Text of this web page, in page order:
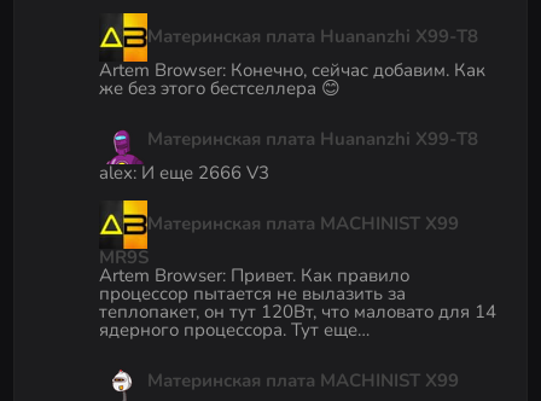
Материнская плата Huananzhi X99-T8
Artem Browser: Конечно, сейчас добавим. Как
же без этого бестселлера 😊
Материнская плата Huananzhi X99-T8
alex: И еще 2666 V3
Материнская плата MACHINIST X99
MR9S
Artem Browser: Привет. Как правило
процессор пытается не вылазить за
теплопакет, он тут 120Вт, что маловато для 14
ядерного процессора. Тут еще…
Материнская плата MACHINIST X99